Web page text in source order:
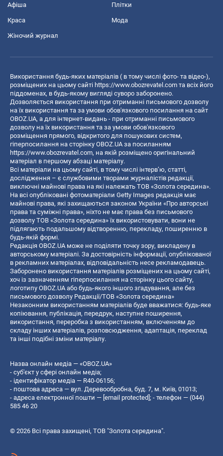
Афіша Плітки
Краса Мода
Жіночий журнал
Використання будь-яких матеріалів ( в тому числі фото- та відео-),
розміщених на цьому сайті https://www.obozrevatel.com та всіх його
піддоменах, в будь-якому вигляді суворо заборонено.
Дозволяється використання при отриманні письмового дозволу
на їх використання та за умови обов'язкового посилання на сайт
OBOZ.UA, а для інтернет-видань - при отриманні письмового
дозволу на їх використання та за умови обов'язкового
розміщення прямого, відкритого для пошукових систем,
гіперпосилання на сторінку OBOZ.UA за посиланням
https://www.obozrevatel.com, на якій розміщено оригінальний
матеріал в першому абзаці матеріалу.
Всі матеріали на цьому сайті, в тому числі інтерв’ю, статті,
дослідження – є службовими творами журналістів редакції,
виключні майнові права на які належать ТОВ «Золота середина».
На всі опубліковані фотоматеріали Getty Images редакція має
майнові права, які захищаються законом України «Про авторські
права та суміжні права», ніхто не має права без письмового
дозволу ТОВ «Золота середина» їх використовувати, вони не
підлягають подальшому відтворенню, перекладу, поширенню в
будь-якій формі.
Редакція OBOZ.UA може не поділяти точку зору, викладену в
авторському матеріалі. За достовірність інформації, опублікованої
в рекламних матеріалах, відповідальність несе рекламодавець.
Заборонено використання матеріалів розміщених на цьому сайті,
хоч із зазначенням гіперпосилання на сторінку цього сайту,
логотипу OBOZ.UA або будь-якого іншого згадування, але без
письмового дозволу Редакції/ТОВ «Золота середина»
Незаконним використанням матеріалів буде вважатися: будь-яке
копiювання, публiкацiя, передрук, наступне поширення,
використання, переробка з використанням, включенням до
складу інших матеріалів, розповсюдження, адаптація, переклад
та інші подібні зміни матеріалу.
Назва онлайн медіа — «OBOZ.UA»
- суб'єкт у сфері онлайн медіа;
- ідентифікатор медіа — R40-06156;
- поштова адреса — вул. Деревообробна, буд. 7, м. Київ, 01013;
- адреса електронної пошти — [email protected]; - телефон — (044)
585 46 20
© 2026 Всі права захищені, ТОВ "Золота середина".